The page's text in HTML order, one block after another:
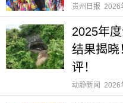
贵州日报 2026
2025年
结果揭晓
评！
动静新闻 2026